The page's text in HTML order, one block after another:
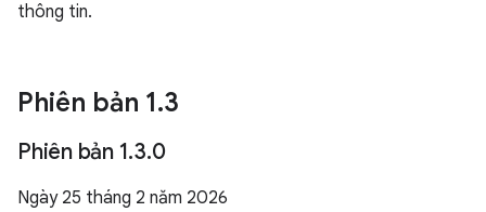
thông tin.
Phiên bản 1.3
Phiên bản 1.3.0
Ngày 25 tháng 2 năm 2026